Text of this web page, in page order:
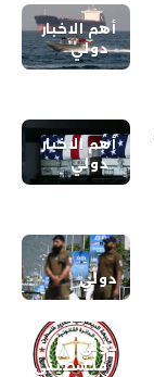
أهم الاخبار
دولي
أهم الاخبار
دولي
دولي
دولي
فلسطيني